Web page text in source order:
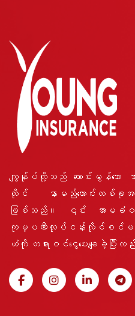
ကျွန်ုပ်တို့သည် ကောင်းမွန်သော
တိုင် နာမည်ကောင်းတစ်ခုအဖ
ဖြစ်သည်။ ၎င်း အာမခံဝန်
ကုမ္ပဏီလုပ်ငန်းလိုင်စင်မ
ယံကို တရားဝင်ငွေပေးချေခဲ့ပြီး